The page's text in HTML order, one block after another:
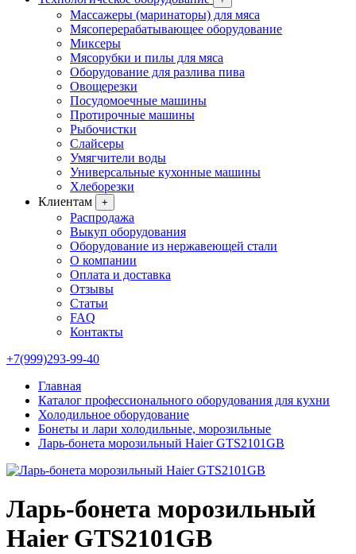
Массажеры (маринаторы) для мяса
Мясоперерабатывающее оборудование
Миксеры
Мясорубки и пилы для мяса
Оборудование для разлива пива
Овощерезки
Посудомоечные машины
Протирочные машины
Рыбочистки
Слайсеры
Умягчители воды
Универсальные кухонные машины
Хлеборезки
Клиентам
+
Распродажа
Выкуп оборудования
Оборудование из нержавеющей стали
О компании
Оплата и доставка
Отзывы
Статьи
FAQ
Контакты
+7(999)293-99-40
Главная
Каталог профессионального оборудования для кухни
Холодильное оборудование
Бонеты и лари холодильные, морозильные
Ларь-бонета морозильный Haier GTS2101GB
Ларь-бонета морозильный
Haier GTS2101GB